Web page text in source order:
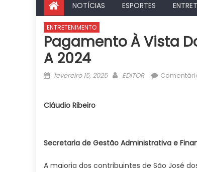
NOTÍCIAS ESPORTES
ENTRETENIMENTO
Pagamento À Vista
A 2024
Posted
fevereiro 15, 2025 Author
EDITOR
Cláudio Ribeiro
Secretaria de Gestão Administrativa e
A maioria dos contribuintes de São José